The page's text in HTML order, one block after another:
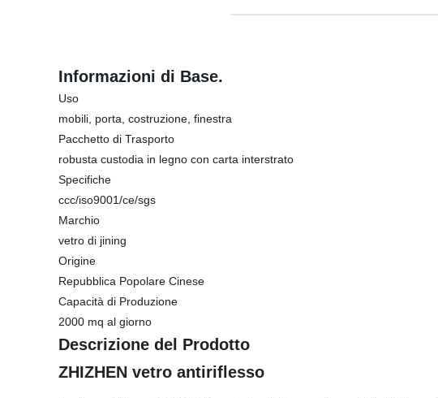
Informazioni di Base.
Uso
mobili, porta, costruzione, finestra
Pacchetto di Trasporto
robusta custodia in legno con carta interstrato
Specifiche
ccc/iso9001/ce/sgs
Marchio
vetro di jining
Origine
Repubblica Popolare Cinese
Capacità di Produzione
2000 mq al giorno
Descrizione del Prodotto
ZHIZHEN vetro antiriflesso